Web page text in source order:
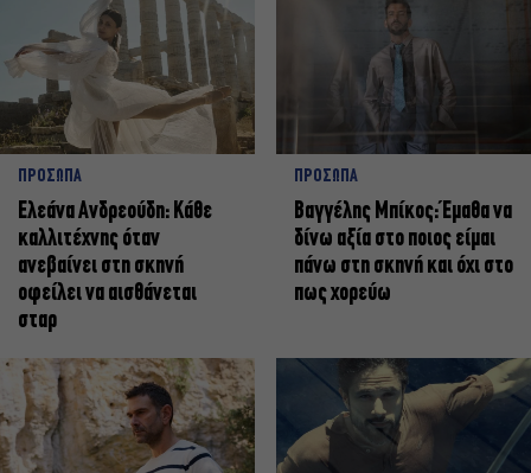
ΠΡΟΣΩΠΑ
Ελεάνα Ανδρεούδη: Κάθε
καλλιτέχνης όταν
ανεβαίνει στη σκηνή
οφείλει να αισθάνεται
σταρ
ΠΡΟΣΩΠΑ
Βαγγέλης Μπίκος: Έμαθα να
δίνω αξία στο ποιος είμαι
πάνω στη σκηνή και όχι στο
πως χορεύω